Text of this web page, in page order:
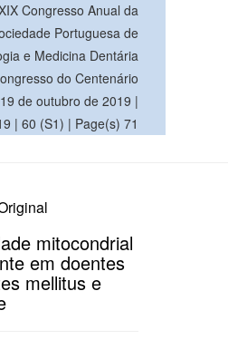
Congresso Anual da
Portuguesa de
e Medicina Dentária
do Centenário
de outubro de 2019 |
| 60 (S1) | Page(s) 71
mitocondrial
em doentes
mellitus e